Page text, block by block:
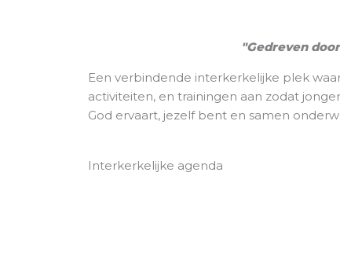
"Gedreven
Een verbindende interkerkelijke plek
activiteiten, en trainingen aan zodat
God ervaart, jezelf bent en samen
Interkerkelijke agenda